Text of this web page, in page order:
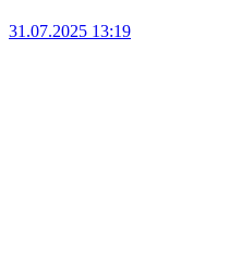
31.07.2025 13:19